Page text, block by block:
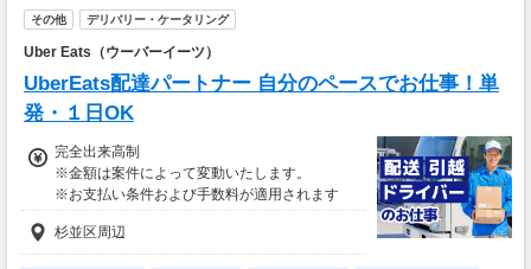
■65歳～69歳迄では他の年代と同じ現場でも
安全面・体力面の考慮により比較的低負荷の業
70歳以降では低負荷業務や季節により
相談の上短時間勤務をすることもあるため
＜月収例＞
月収29万円可能
（日給1万4,500円×月20日勤務）
その他 デリバリー・ケータリング
Uber Eats（ウーバーイーツ）
UberEats配達パートナー 自分のペースでお仕事！単
発・１日OK
完全出来高制
※金額は案件によって変動いたします。
※お支払い条件および手数料が適用されます
杉並区周辺